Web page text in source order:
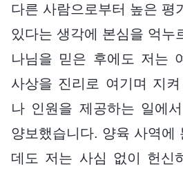
다른 사람으로부터 높은 평
있다는 생각에 본심을 억누
나님을 믿은 후에도 저는
사상을 진리로 여기며 지
나 인원을 제공하는 일에
양보했습니다. 양육 사역에
데도 저는 사심 없이 헌신